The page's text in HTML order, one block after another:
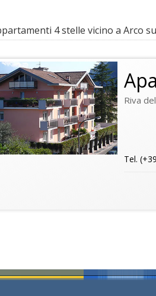
4 stelle vicino a Arco
Riva
Tel.